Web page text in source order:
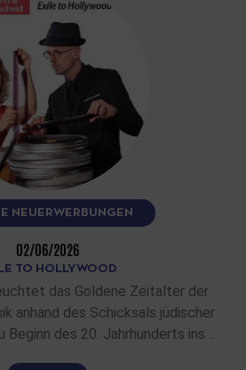
NEUERWERBUNGEN
02/06/2026
TO HOLLYWOOD
das Goldene Zeitalter der
anhand des Schicksals jüdischer
Beginn des 20. Jahrhunderts ins…